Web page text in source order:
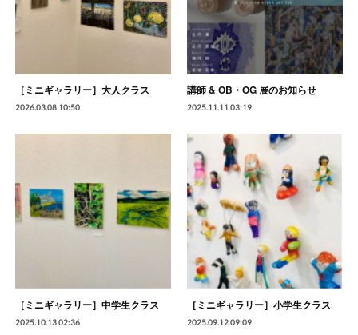
［ミニギャラリー］大人クラス
2026.03.08 10:50
講師 & OB・OG 展のお知らせ
2025.11.11 03:19
［ミニギャラリー］中学生クラス
2025.10.13 02:36
［ミニギャラリー］小学生クラス
2025.09.12 09:09